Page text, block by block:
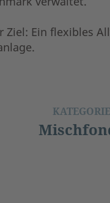
Ziel: Ein flexibles
KATEGORIE